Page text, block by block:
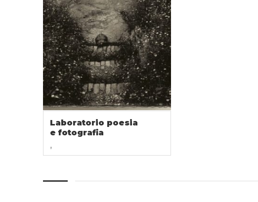
Laboratorio poesia
e fotografia
,